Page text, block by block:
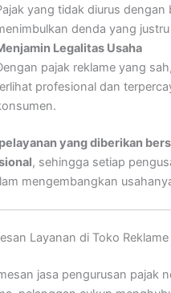
yang tidak diurus dengan
denda yang
Legalitas Usaha
pajak reklame yang
profesional dan
pelayanan yang diberikan
, sehingga setiap
mengembangkan
Layanan di Toko Reklame
jasa pengurusan pajak